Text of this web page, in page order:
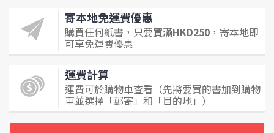
寄本地免運費優惠
購買任何紙書，只要買滿HKD250 ，寄本地即
可享免運費優惠
運費計算
運費可於購物車查看（先將要買的書加到購物
車並選擇「郵寄」和「目的地」）